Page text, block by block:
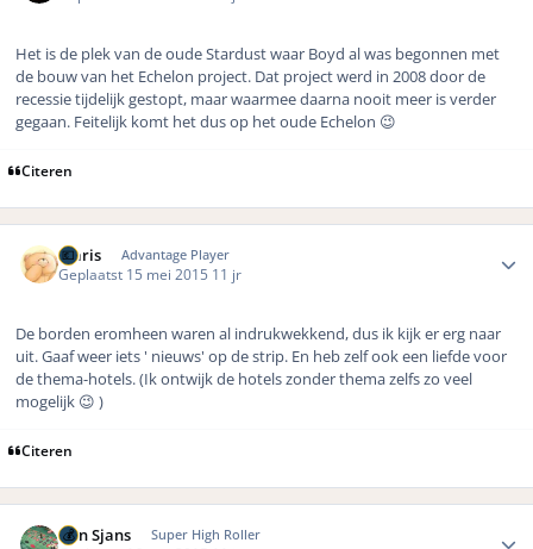
Het is de plek van de oude Stardust waar Boyd al was begonnen met
de bouw van het Echelon project. Dat project werd in 2008 door de
recessie tijdelijk gestopt, maar waarmee daarna nooit meer is verder
gegaan. Feitelijk komt het dus op het oude Echelon 😉
Citeren
maris Advantage Player
Geplaatst 15 mei 2015 11 jr
De borden eromheen waren al indrukwekkend, dus ik kijk er erg naar
uit. Gaaf weer iets ' nieuws' op de strip. En heb zelf ook een liefde voor
de thema-hotels. (Ik ontwijk de hotels zonder thema zelfs zo veel
mogelijk 😉 )
Citeren
Bon Sjans Super High Roller